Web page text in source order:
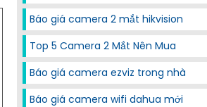
Báo giá camera 2 mắt hikvision
Top 5 Camera 2 Mắt Nên Mua
Báo giá camera ezviz trong nhà
Báo giá camera wifi dahua mới